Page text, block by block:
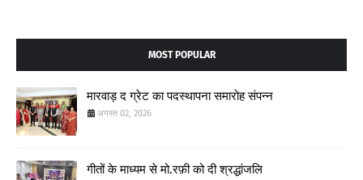
MOST POPULAR
मारवाड़ द ग्रेट का पदस्थापना समारोह संपन्न
अगस्त 02, 2026
गीतों के माध्यम से मो.रफ़ी को दी श्रद्धांजलि